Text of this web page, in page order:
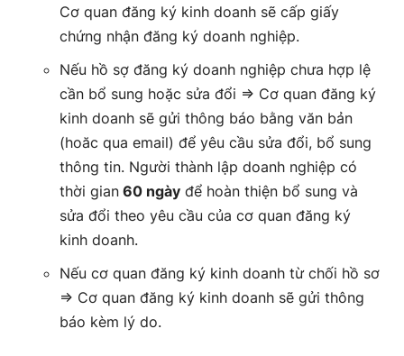
Cơ quan đăng ký kinh doanh sẽ cấp giấy
chứng nhận đăng ký doanh nghiệp.
Nếu hồ sợ đăng ký doanh nghiệp chưa hợp lệ
cần bổ sung hoặc sửa đổi => Cơ quan đăng ký
kinh doanh sẽ gửi thông báo bằng văn bản
(hoăc qua email) để yêu cầu sửa đổi, bổ sung
thông tin. Người thành lập doanh nghiệp có
thời gian 60 ngày để hoàn thiện bổ sung và
sửa đổi theo yêu cầu của cơ quan đăng ký
kinh doanh.
Nếu cơ quan đăng ký kinh doanh từ chối hồ sơ
=> Cơ quan đăng ký kinh doanh sẽ gửi thông
báo kèm lý do.